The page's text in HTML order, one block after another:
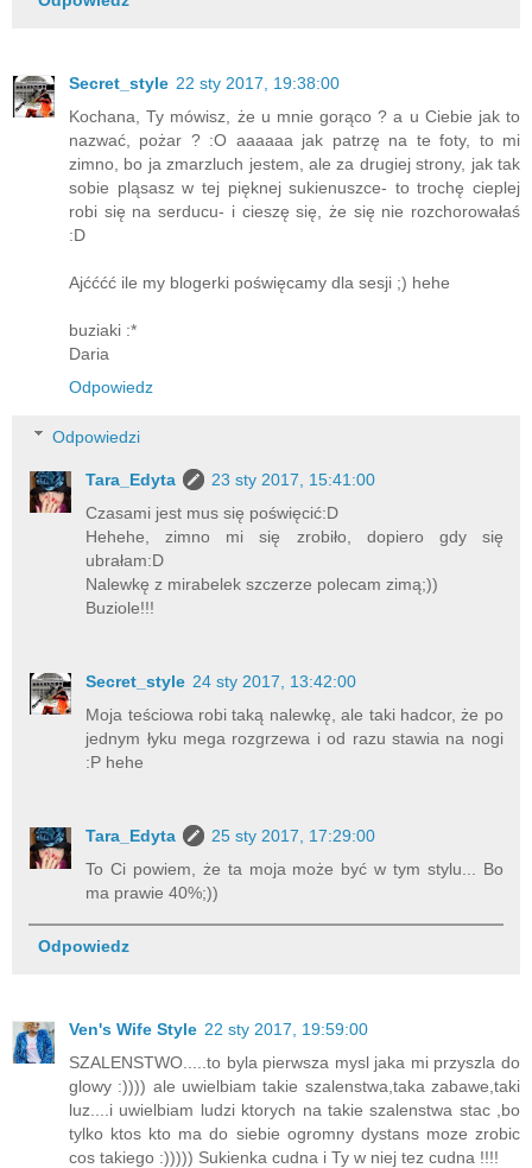
Secret_style 22 sty 2017, 19:38:00
Kochana, Ty mówisz, że u mnie gorąco ? a u Ciebie jak to
nazwać, pożar ? :O aaaaaa jak patrzę na te foty, to mi
zimno, bo ja zmarzluch jestem, ale za drugiej strony, jak tak
sobie pląsasz w tej pięknej sukienuszce- to trochę cieplej
robi się na serducu- i cieszę się, że się nie rozchorowałaś
:D
Ajćććć ile my blogerki poświęcamy dla sesji ;) hehe
buziaki :*
Daria
Odpowiedz
Odpowiedzi
Tara_Edyta
23 sty 2017, 15:41:00
Czasami jest mus się poświęcić:D
Hehehe, zimno mi się zrobiło, dopiero gdy się
ubrałam:D
Nalewkę z mirabelek szczerze polecam zimą;))
Buziole!!!
Secret_style 24 sty 2017, 13:42:00
Moja teściowa robi taką nalewkę, ale taki hadcor, że po
jednym łyku mega rozgrzewa i od razu stawia na nogi
:P hehe
Tara_Edyta
25 sty 2017, 17:29:00
To Ci powiem, że ta moja może być w tym stylu... Bo
ma prawie 40%;))
Odpowiedz
Ven's Wife Style 22 sty 2017, 19:59:00
SZALENSTWO.....to byla pierwsza mysl jaka mi przyszla do
glowy :)))) ale uwielbiam takie szalenstwa,taka zabawe,taki
luz....i uwielbiam ludzi ktorych na takie szalenstwa stac ,bo
tylko ktos kto ma do siebie ogromny dystans moze zrobic
cos takiego :))))) Sukienka cudna i Ty w niej tez cudna !!!!